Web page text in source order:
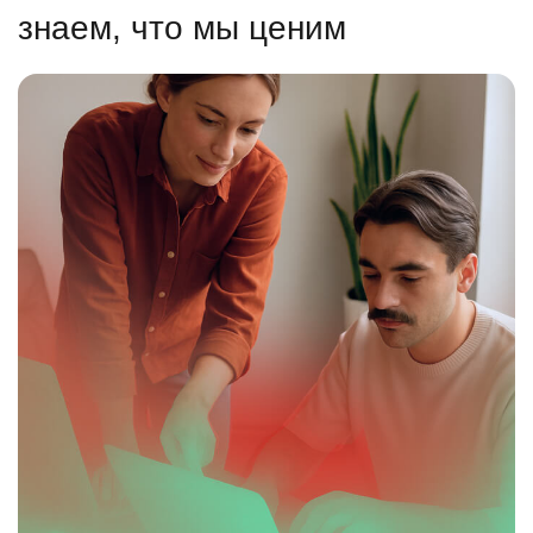
знаем, что мы ценим